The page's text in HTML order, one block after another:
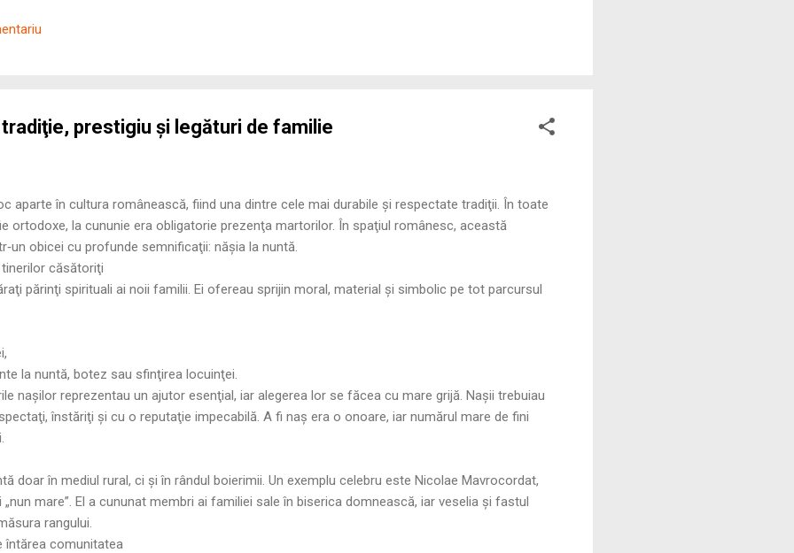
procesului de rom...
prestigiu și legături de familie
aparte în cultura românească, fiind una dintre cele mai durabile și respectate tradiţii. În toate
ortodoxe, la cununie era obligatorie prezenţa martorilor. În spaţiul românesc, această
obicei cu profunde semnificaţii: năşia la nuntă.
căsătoriţi
părinţi spirituali ai noii familii. Ei ofereau sprijin moral, material și simbolic pe tot parcursul
la nuntă, botez sau sfinţirea locuinţei.
naşilor reprezentau un ajutor esenţial, iar alegerea lor se făcea cu mare grijă. Naşii trebuiau
înstăriţi și cu o reputaţie impecabilă. A fi naş era o onoare, iar numărul mare de fini
doar în mediul rural, ci și în rândul boierimii. Un exemplu celebru este Nicolae Mavrocordat,
mare”. El a cununat membri ai familiei sale în biserica domnească, iar veselia și fastul
rangului.
întărea comunitatea